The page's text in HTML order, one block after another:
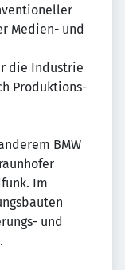
Medien- und
die Industrie
Produktions-
BMW
Im
und